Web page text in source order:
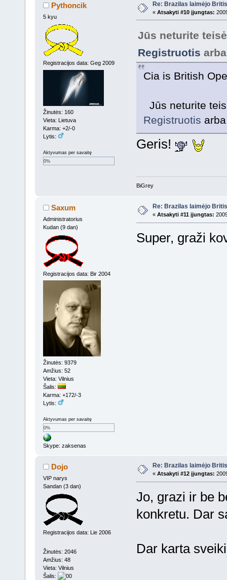
Pythoncik
5 kyu
Registracijos data: Geg 2009
Žinutės: 160
Vieta: Lietuva
Karma: +2/-0
Lytis:
Aktyvumas per savaitę
0%
Re: Brazilas laimėjo
« Atsakyti #10 įjungtas:
Jūs neturite
Registruotis
Cia is British
Jūs neturite
Registruotis
Geris!
BiGrey
Saxum
Administratorius
Kudan (9 dan)
Registracijos data: Bir 2004
Žinutės: 9379
Amžius: 52
Vieta: Vilnius
Šalis:
Karma: +172/-3
Lytis:
Aktyvumas per savaitę
0%
Skype: zaksenas
Re: Brazilas laimėjo
« Atsakyti #11 įjungtas:
Super, graži
Dojo
VIP narys
Sandan (3 dan)
Registracijos data: Lie 2006
Žinutės: 2046
Amžius: 48
Vieta: Vilnius
Šalis:
Re: Brazilas laimėjo
« Atsakyti #12 įjungtas:
Jo, grazi ir be
konkretu. Dar
Dar karta